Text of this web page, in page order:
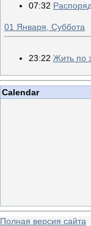
07:32
01 Января, Суббота
23:22 Жить по
Calendar
Полная версия сайта